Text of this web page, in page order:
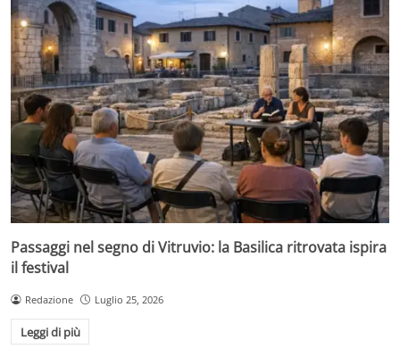
Passaggi nel segno di Vitruvio: la Basilica ritrovata ispira
il festival
Redazione Luglio 25, 2026
Leggi di più